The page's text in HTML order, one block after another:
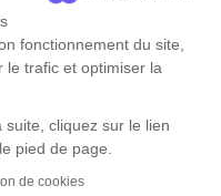
fonctionnement du site,
le trafic et optimiser la
cliquez sur le lien
pied de page.
de cookies
expert-